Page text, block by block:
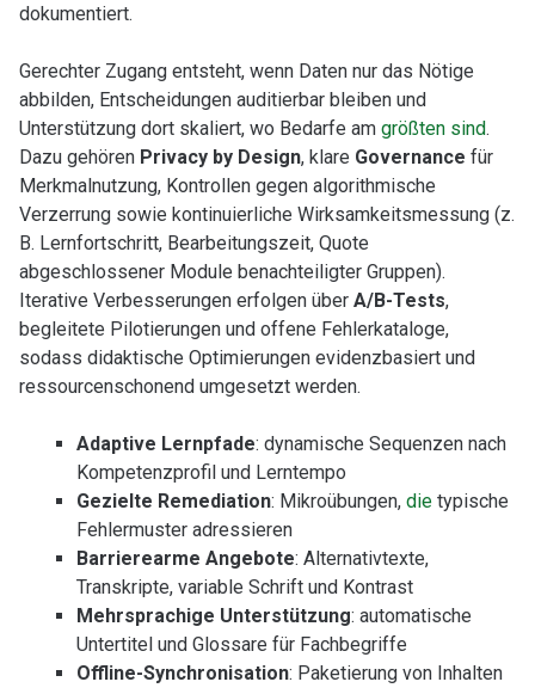
dokumentiert.
Gerechter Zugang entsteht, wenn Daten nur das Nötige
abbilden, Entscheidungen auditierbar bleiben und
Unterstützung dort skaliert, wo Bedarfe am größten sind.
Dazu gehören Privacy by Design, klare Governance für
Merkmalnutzung, Kontrollen gegen algorithmische
Verzerrung sowie kontinuierliche Wirksamkeitsmessung (z.
B. Lernfortschritt, Bearbeitungszeit, Quote
abgeschlossener Module benachteiligter Gruppen).
Iterative Verbesserungen erfolgen über A/B-Tests,
begleitete Pilotierungen und offene Fehlerkataloge,
sodass didaktische Optimierungen evidenzbasiert und
ressourcenschonend umgesetzt werden.
Adaptive Lernpfade: dynamische Sequenzen nach
Kompetenzprofil und Lerntempo
Gezielte Remediation: Mikroübungen, dietypische
Fehlermuster adressieren
Barrierearme Angebote: Alternativtexte,
Transkripte, variable Schrift und Kontrast
Mehrsprachige Unterstützung: automatische
Untertitel und Glossare für Fachbegriffe
Offline-Synchronisation: Paketierung von Inhalten